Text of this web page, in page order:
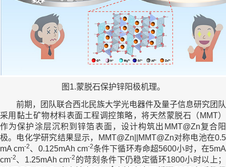
图1.蒙脱石保护锌阳极机理。
前期，团队联合西北民族大学光电器件及量子信息研究团队
采用黏土矿物材料表面工程调控策略，将天然蒙脱石（MMT）
作为保护涂层沉积到锌箔表面，设计构筑出MMT@Zn复合阳
极。电化学研究结果显示，MMT@Zn||MMT@Zn对称电池在0.5
mA cm-2、0.125mAh cm-2条件下循环寿命超5600小时，在5mA
cm-2、1.25mAh cm-2 的苛刻条件下仍稳定循环1800小时以上；